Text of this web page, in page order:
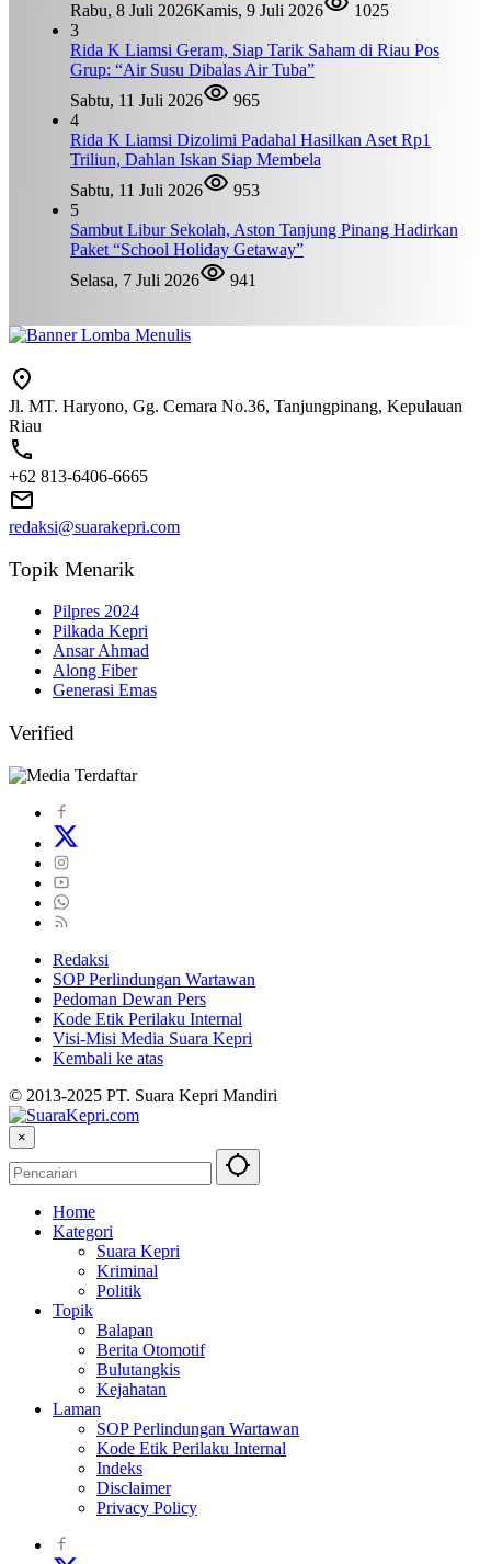
Rabu, 8 Juli 2026Kamis, 9 Juli 2026
1025
3
Rida K Liamsi Geram, Siap Tarik Saham di Riau Pos
Grup: “Air Susu Dibalas Air Tuba”
Sabtu, 11 Juli 2026
965
4
Rida K Liamsi Dizolimi Padahal Hasilkan Aset Rp1
Triliun, Dahlan Iskan Siap Membela
Sabtu, 11 Juli 2026
953
5
Sambut Libur Sekolah, Aston Tanjung Pinang Hadirkan
Paket “School Holiday Getaway”
Selasa, 7 Juli 2026
941
Jl. MT. Haryono, Gg. Cemara No.36, Tanjungpinang, Kepulauan
Riau
+62 813-6406-6665
redaksi@suarakepri.com
Topik Menarik
Pilpres 2024
Pilkada Kepri
Ansar Ahmad
Along Fiber
Generasi Emas
Verified
Redaksi
SOP Perlindungan Wartawan
Pedoman Dewan Pers
Kode Etik Perilaku Internal
Visi-Misi Media Suara Kepri
Kembali ke atas
© 2013-2025 PT. Suara Kepri Mandiri
×
Home
Kategori
Suara Kepri
Kriminal
Politik
Topik
Balapan
Berita Otomotif
Bulutangkis
Kejahatan
Laman
SOP Perlindungan Wartawan
Kode Etik Perilaku Internal
Indeks
Disclaimer
Privacy Policy